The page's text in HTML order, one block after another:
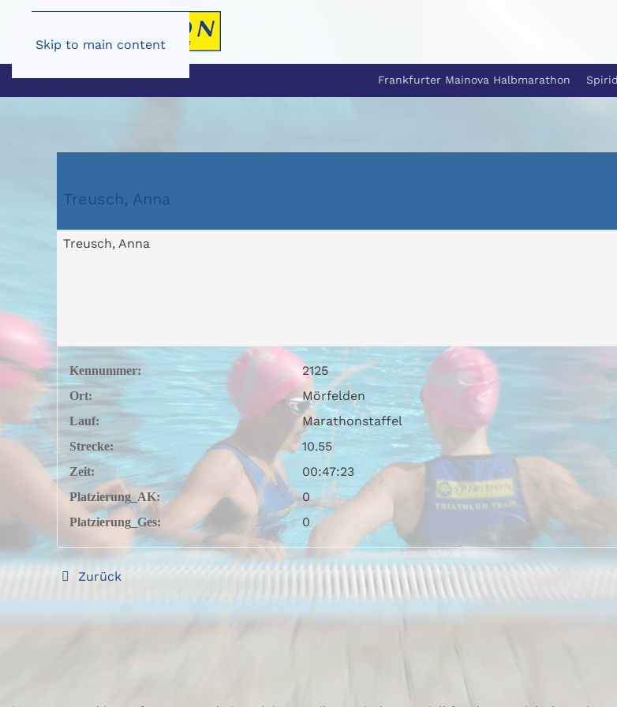
Skip to main content
Frankfurter Mainova Halbmarathon
Treusch, Anna
Treusch, Anna
Kennummer: 2125
Ort: Mörfelden
Lauf: Marathonstaffel
Strecke: 10.55
Zeit: 00:47:23
Platzierung_AK: 0
Platzierung_Ges: 0
Zurück